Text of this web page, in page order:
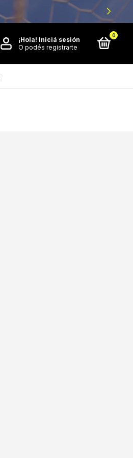
¡Hola! Iniciá sesión
O podés registrarte
0